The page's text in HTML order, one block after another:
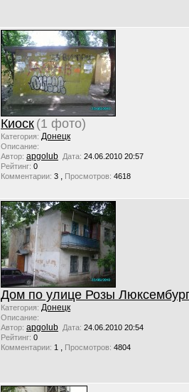
Киоск (1 фото)
Категория: Донецк
Описание:
Автор: apgolub Дата: 24.06.2010 20:57
Рейтинг: 0
Комментарии: 3 , Просмотров: 4618
Дом по улице Розы Люксембург
Категория: Донецк
Описание:
Автор: apgolub Дата: 24.06.2010 20:54
Рейтинг: 0
Комментарии: 1 , Просмотров: 4804